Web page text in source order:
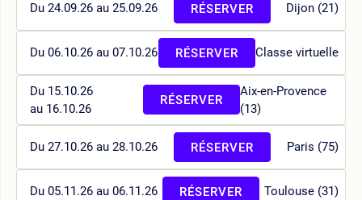
Du 24.09.26 au 25.09.26 Dijon (21)
RÉSERVER
Du 06.10.26 au 07.10.26 Classe virtuelle
RÉSERVER
Du 15.10.26
au 16.10.26
Aix-en-Provence
(13)
RÉSERVER
Du 27.10.26 au 28.10.26 Paris (75)
RÉSERVER
Du 05.11.26 au 06.11.26 Toulouse (31)
RÉSERVER